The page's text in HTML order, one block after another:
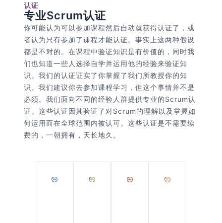
认证
专业Scrum认证
你可能认为可以参加课程然后自动就获得认证了，或
者认为只有参加了课程才能认证。事实上这两种假设
都是不对的。在课程中验证知识是有价值的，同时我
们也知道一些人选择自学并运用他的经验来验证知
识。我们的认证证实了你掌握了我们所教授你的知
识。我们建议你去参加课程学习，但这个事情并不是
必须。我们面向不同的经验人群提供专业的Scrum认
证。这些认证因其验证了对Scrum的理解以及掌握如
何运用而在全球范围内被认可。这些认证是不需要续
费的，一朝拥有，天长地久。